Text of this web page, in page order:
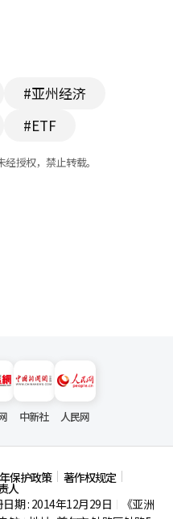
#亚州经济
#ETF
授权，禁止转载。
中新社 人民网
保护政策 著作权规定
人
期 : 2014年12月29日
《亚洲